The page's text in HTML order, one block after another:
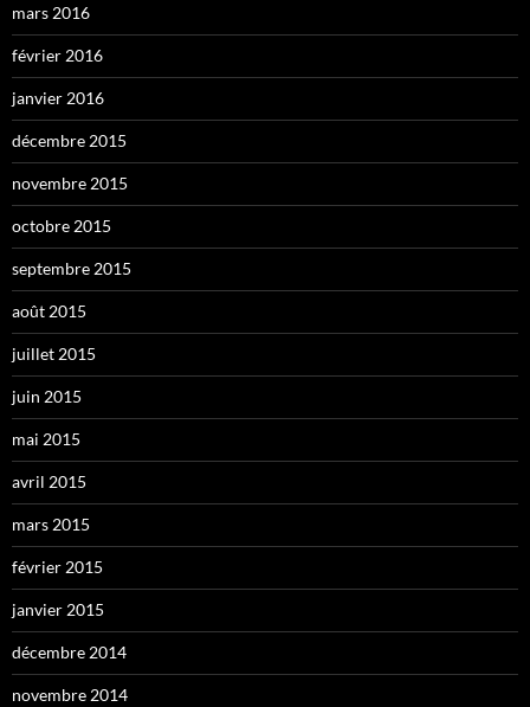
mars 2016
février 2016
janvier 2016
décembre 2015
novembre 2015
octobre 2015
septembre 2015
août 2015
juillet 2015
juin 2015
mai 2015
avril 2015
mars 2015
février 2015
janvier 2015
décembre 2014
novembre 2014